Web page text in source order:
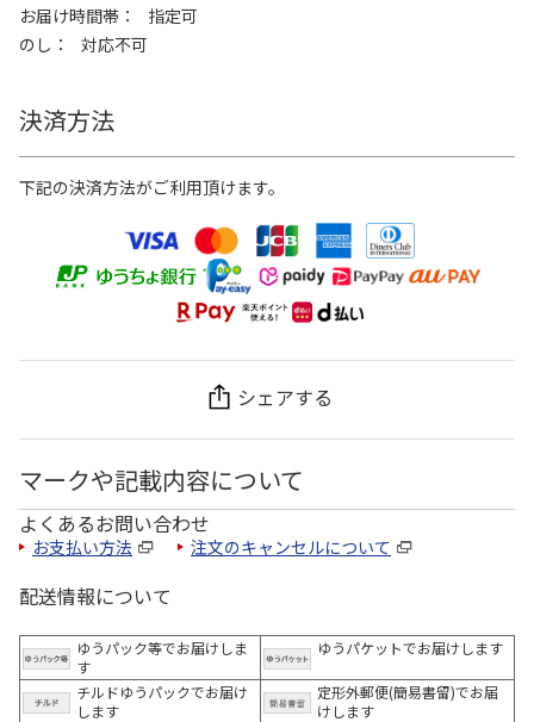
お届け時間帯
指定可
のし
対応不可
決済方法
下記の決済方法がご利用頂けます。
シェアする
マークや記載内容について
よくあるお問い合わせ
お支払い方法 注文のキャンセルについて
配送情報について
ゆうパック等でお届けしま
す
ゆうパケットでお届けします
チルドゆうパックでお届け
します
定形外郵便(簡易書留)でお届
けします